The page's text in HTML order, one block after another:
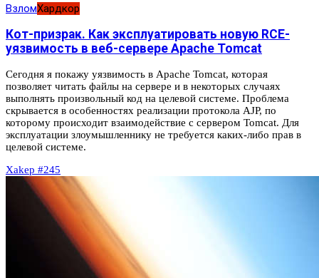
ВзломХардкор
Кот-призрак. Как эксплуатировать новую RCE-
уязвимость в веб-сервере Apache Tomcat
Сегодня я покажу уязвимость в Apache Tomcat, которая
позволяет читать файлы на сервере и в некоторых случаях
выполнять произвольный код на целевой системе. Проблема
скрывается в особенностях реализации протокола AJP, по
которому происходит взаимодействие с сервером Tomcat. Для
эксплуатации злоумышленнику не требуется каких-либо прав в
целевой системе.
Xakep #245